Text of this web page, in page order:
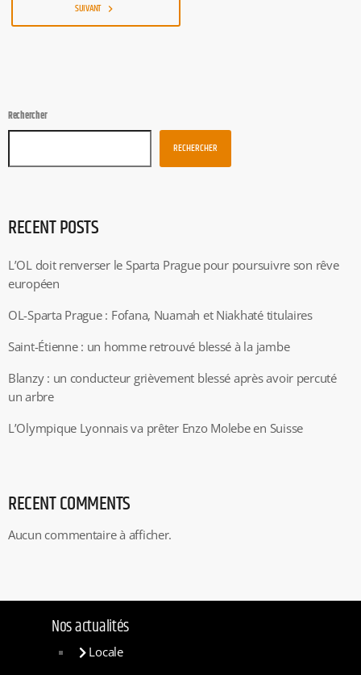
SUIVANT navigate_next
Rechercher
RECHERCHER
RECENT POSTS
L’OL doit renverser le Sparta Prague pour poursuivre son rêve
européen
OL-Sparta Prague : Fofana, Nuamah et Niakhaté titulaires
Saint-Étienne : un homme retrouvé blessé à la jambe
Blanzy : un conducteur grièvement blessé après avoir percuté
un arbre
L’Olympique Lyonnais va prêter Enzo Molebe en Suisse
RECENT COMMENTS
Aucun commentaire à afficher.
Nos actualités
Locale